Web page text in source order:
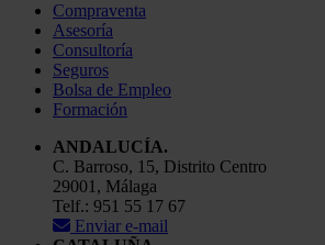
Compraventa
Asesoría
Consultoría
Seguros
Bolsa de Empleo
Formación
ANDALUCÍA.
C. Barroso, 15, Distrito Centro
29001, Málaga
Telf.: 951 55 17 67
Enviar e-mail